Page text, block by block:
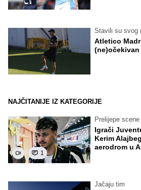
Stavili su svog
Atletico
(ne)očekivan
NAJČITANIJE IZ KATEGORIJE
1
Prelijepe
Igrači
Kerim
aerodrom u
Jačaju tim